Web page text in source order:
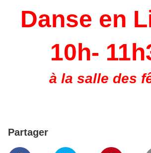
Danse en
10h-
à la salle des
Partager